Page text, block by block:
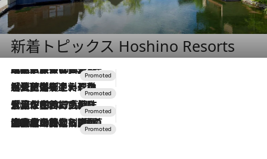
新着トピックス Hoshino Resorts
2026.7.31
【ホテル帰省】という選択肢をOMOが提案。家族とほどよい距離を保つには「昼は実家、夜は気兼ねなくホテルで！」
2026.7.24
【夏限定ディナーコース】旬を迎える稚鮎や花ズッキーニなどをイタリア・トスカーナの郷土料理の手法で満喫！
2026.7.17
「土佐和ハーブかき氷」がOMO7高知に登場！生姜、山椒、大葉など目にも舌にも涼を呼ぶ郷土の味
2026.7.10
NEW OPEN！【界 草津】名湯の地に誕生。趣の異なる2種の温泉と上州ならではの会席・蕎麦割烹など美食を味わう究極の癒やし旅